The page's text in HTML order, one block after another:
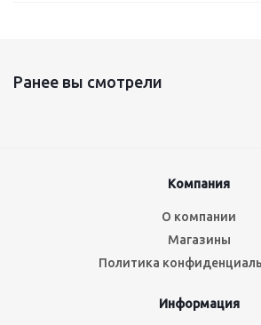
Ранее вы смотрели
Компания
О компании
Магазины
Политика
Информация